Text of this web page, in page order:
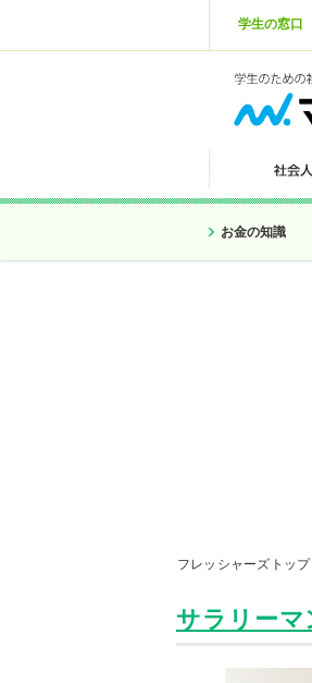
学生の窓口
お金の知識
フレッシャーズトップ
サラリーマ